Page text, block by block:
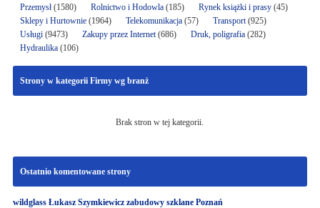
Przemysł(1580) Rolnictwo i Hodowla(185) Rynek książki i prasy(45)
Sklepy i Hurtownie(1964) Telekomunikacja(57) Transport(925)
Usługi(9473) Zakupy przez Internet(686) Druk, poligrafia(282)
Hydraulika(106)
Strony w kategorii Firmy wg branż
Brak stron w tej kategorii.
Ostatnio komentowane strony
wildglass Łukasz Szymkiewicz zabudowy szklane Poznań